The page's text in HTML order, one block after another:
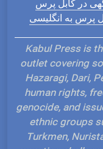
در کابل پرس
پرس به انگلیسی
Kabul Press is
outlet covering
Hazaragi, Dari,
human rights,
genocide, and
ethnic groups
Turkmen,